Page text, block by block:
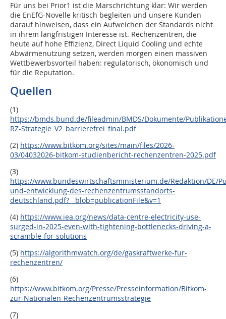
Für uns bei Prior1 ist die Marschrichtung klar: Wir werden
die EnEfG-Novelle kritisch begleiten und unsere Kunden
darauf hinweisen, dass ein Aufweichen der Standards nicht
in ihrem langfristigen Interesse ist. Rechenzentren, die
heute auf hohe Effizienz, Direct Liquid Cooling und echte
Abwärmenutzung setzen, werden morgen einen massiven
Wettbewerbsvorteil haben: regulatorisch, ökonomisch und
für die Reputation.
Quellen
(1)
https://bmds.bund.de/fileadmin/BMDS/Dokumente/
RZ-Strategie_V2_barrierefrei_final.pdf
(2) https://www.bitkom.org/sites/main/files/2026-
03/04032026-bitkom-studienbericht-rechenzentren-2025.pdf
(3)
https://www.bundeswirtschaftsministerium.de/Redaktion/DE/
und-entwicklung-des-rechenzentrumsstandorts-
deutschland.pdf?__blob=publicationFile&v=1
(4) https://www.iea.org/news/data-centre-electricity-use-
surged-in-2025-even-with-tightening-bottlenecks-driving-a-
scramble-for-solutions
(5) https://algorithmwatch.org/de/gaskraftwerke-fur-
rechenzentren/
(6)
https://www.bitkom.org/Presse/Presseinformation/Bitkom-
zur-Nationalen-Rechenzentrumsstrategie
(7)